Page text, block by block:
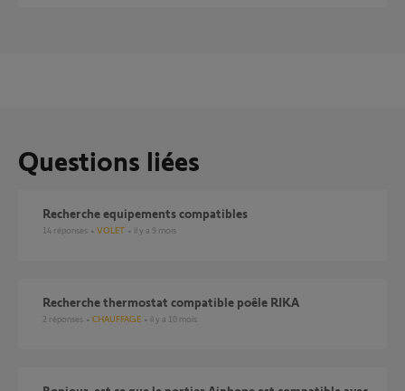
Questions liées
recherche equipements compatibles
14 réponses VOLET il y a 9 mois
Recherche thermostat compatible poêle RIKA
2 réponses CHAUFFAGE il y a 10 mois